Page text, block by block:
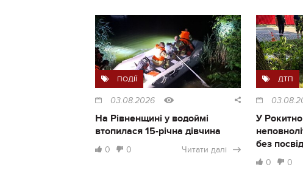
ПОДІЇ
03.08.2026
На Рівненщині у водоймі
втопилася 15-річна дівчина
0 0 Читати далі
ДТП
У
без
0 0